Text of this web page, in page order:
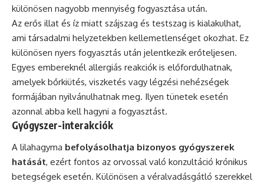
különösen nagyobb mennyiség fogyasztása után.
Az erős illat és íz miatt szájszag és testszag is kialakulhat,
ami társadalmi helyzetekben kellemetlenséget okozhat. Ez
különösen nyers fogyasztás után jelentkezik erőteljesen.
Egyes embereknél allergiás reakciók is előfordulhatnak,
amelyek bőrkiütés, viszketés vagy légzési nehézségek
formájában nyilvánulhatnak meg. Ilyen tünetek esetén
azonnal abba kell hagyni a fogyasztást.
Gyógyszer-interakciók
A lilahagyma befolyásolhatja bizonyos gyógyszerek
hatását, ezért fontos az orvossal való konzultáció krónikus
betegségek esetén. Különösen a véralvadásgátló szerekkel